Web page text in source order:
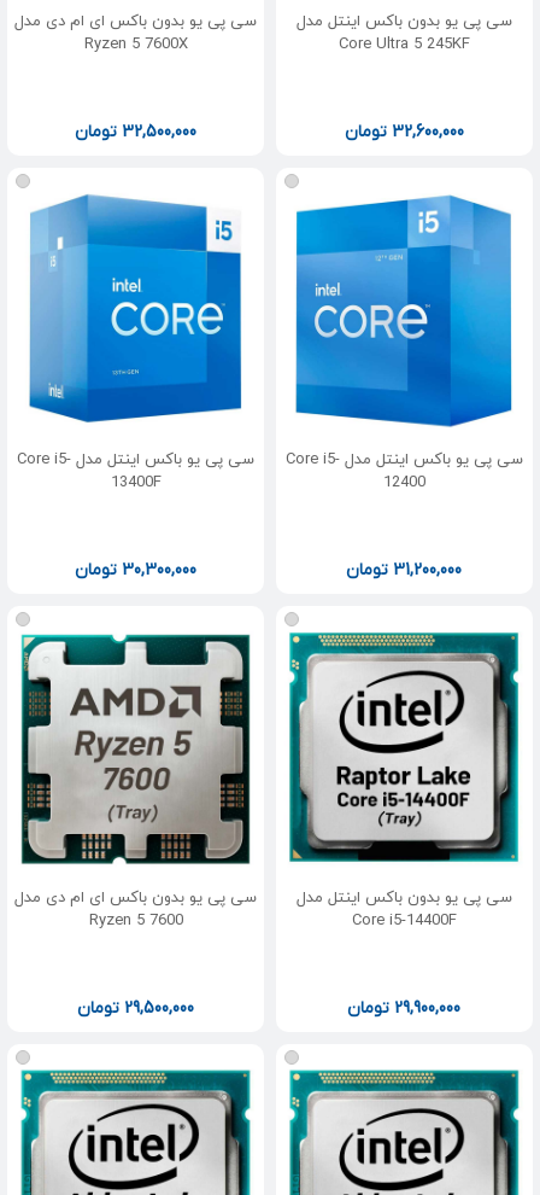
سی پی یو بدون باکس اینتل مدل
Core Ultra 5 245KF
32,600,000 تومان
سی پی یو بدون باکس ای ام دی مدل
Ryzen 5 7600X
32,500,000 تومان
سی پی یو باکس اینتل مدل Core i5-
12400
31,200,000 تومان
سی پی یو باکس اینتل مدل Core i5-
13400F
30,300,000 تومان
سی پی یو بدون باکس اینتل مدل
Core i5-14400F
29,900,000 تومان
سی پی یو بدون باکس ای ام دی مدل
Ryzen 5 7600
29,500,000 تومان